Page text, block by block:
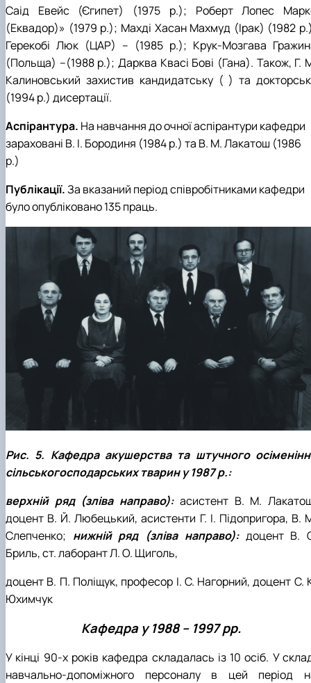
Саід Евейс (Єгипет) (1975 р.); Роберт Лопес
(Еквадор)» (1979 р.); Махді Хасан Махмуд (Ірак) (1982
Герекобі Люк (ЦАР) – (1985 р.); Крук-Мозгава
(Польща) –(1988 р.); Дарква Квасі Бові (Гана). Також, Г.
Калиновський захистив кандидатську ( ) та
(1994 р.) дисертації.
Аспірантура. На навчання до очної аспірантури кафедри
зараховані В. І. Бородиня (1984 р.) та В. М. Лакатош (1986
р.)
Публікації.За вказаний період співробітниками кафедри
було опубліковано 135 праць.
Рис. 5. Кафедра акушерства та штучного
сільськогосподарських тварин у 1987 р.:
верхній ряд (зліва направо):асистент В. М.
доцент В. Й. Любецький, асистенти Г. І. Підопригора, В.
Слепченко; нижній ряд (зліва направо):доцент В.
Бриль, ст. лаборант Л. О. Щиголь,
доцент В. П. Поліщук, професор І. С. Нагорний, доцент С.
Юхимчук
Кафедра у 1988 – 1997 рр.
У кінці 90-х років кафедра складалась із 10 осіб. У
навчально-допоміжного персоналу в цей період